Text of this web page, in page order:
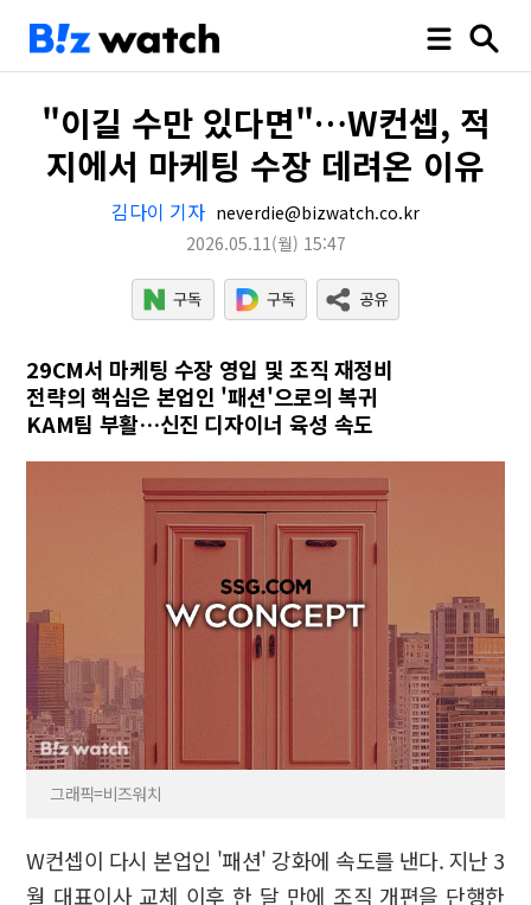
"이길 수만 있다면"…W컨셉, 적
지에서 마케팅 수장 데려온 이유
김다이 기자 neverdie@bizwatch.co.kr
2026.05.11(월) 15:47
29CM서 마케팅 수장 영입 및 조직 재정비
전략의 핵심은 본업인 '패션'으로의 복귀
KAM팀 부활…신진 디자이너 육성 속도
그래픽=비즈워치
W컨셉이 다시 본업인 '패션' 강화에 속도를 낸다. 지난 3
월 대표이사 교체 이후 한 달 만에 조직 개편을 단행한